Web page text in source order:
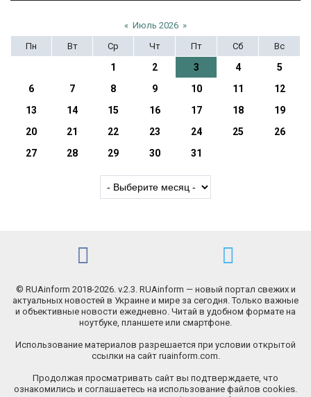
« Июль 2026 »
Пн
Вт Ср Чт Пт Сб Вс
1 2 3 4
5
6
7 8 9 10 11
12
13
14 15 16 17 18
19
20
21 22 23 24 25
26
27
28 29 30 31
© RUAinform 2018-2026. v.2.3. RUAinform — новый портал свежих и
актуальных новостей в Украине и мире за сегодня. Только важные
и объективные новости ежедневно. Читай в удобном формате на
ноутбуке, планшете или смартфоне.
Использование материалов разрешается при условии открытой
ссылки на сайт ruainform.com.
Продолжая просматривать сайт вы подтверждаете, что
ознакомились и соглашаетесь на использование файлов cookies.